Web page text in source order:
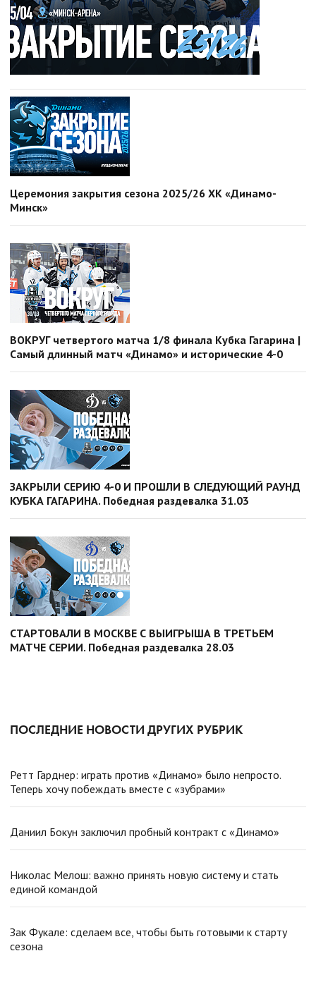
Церемония закрытия сезона 2025/26 ХК «Динамо-
Минск»
ВОКРУГ четвертого матча 1/8 финала Кубка Гагарина |
Самый длинный матч «Динамо» и исторические 4-0
ЗАКРЫЛИ СЕРИЮ 4-0 И ПРОШЛИ В СЛЕДУЮЩИЙ РАУНД
КУБКА ГАГАРИНА. Победная раздевалка 31.03
СТАРТОВАЛИ В МОСКВЕ С ВЫИГРЫША В ТРЕТЬЕМ
МАТЧЕ СЕРИИ. Победная раздевалка 28.03
ПОСЛЕДНИЕ НОВОСТИ ДРУГИХ РУБРИК
Ретт Гарднер: играть против «Динамо» было непросто.
Теперь хочу побеждать вместе с «зубрами»
Даниил Бокун заключил пробный контракт с «Динамо»
Николас Мелош: важно принять новую систему и стать
единой командой
Зак Фукале: сделаем все, чтобы быть готовыми к старту
сезона